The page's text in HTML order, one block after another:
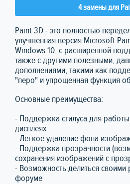
4 замены для
Paint 3D - это полностью
улучшенная версия Microsoft
Windows 10, с расширенной
также с другими полезными,
дополнениями, такими как
"перо" и упрощенная функция
Основные преимущества:
- Поддержка стилуса для
дисплеях
- Легкое удаление фона
- Поддержка прозрачности
сохранения изображений с
- Возможность делиться своими
форуме